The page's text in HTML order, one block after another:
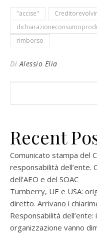
"accise"
rimborso
DiAlessio Elia
Recent
Comunicato stampa del
responsabilità dell’ente.
dell’AEO e del SOAC
Turnberry, UE e USA:
diretto. Arrivano i
Responsabilità
organizzazione vanno